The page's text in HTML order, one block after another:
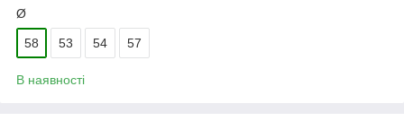
Ø
58 53 54 57
В наявності